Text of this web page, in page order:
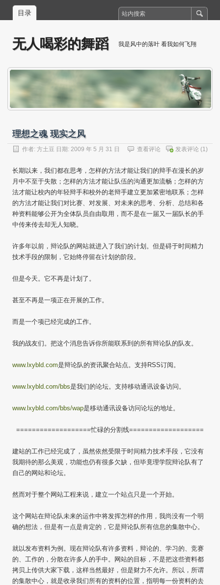
目录
无人喝彩的舞蹈 我是风中的落叶 看我如何飞翔
理想之魂 现实之风
作者: 方土豆 日期: 2009 年 5 月 31 日 发表评论 (1)
查看评论
长期以来，我们都在思考，怎样的方法才能让我们的辩手在漫长的岁
月中不至于失散；怎样的方法才能让队伍的沟通更加流畅；怎样的方
法才能让校内的年轻辩手和校外的老辩手建立更加紧密地联系；怎样
的方法才能让我们对比赛、对发展、对未来的思考、分析、总结和各
种资料能够公开为全体队员自由取用，而不是在一届又一届队长的手
中传来传去却无人知晓。
许多年以前，辩论队的网站就进入了我们的计划。但是碍于时间精力
技术手段的限制，它始终停留在计划的阶段。
但是今天。它不再是计划了。
甚至不再是一项正在开展的工作。
而是一个项已经完成的工作。
我的战友们。把这个消息告诉你所能联系到的所有辩论队的队友。
www.lxybld.com是辩论队的资讯聚合站点。支持RSS订阅。
www.lxybld.com/bbs是我们的论坛。支持移动通讯设备访问。
www.lxybld.com/bbs/wap是移动通讯设备访问论坛的地址。
===================忙碌的分割线===================
建站的工作已经完成了，虽然依然受限于时间精力技术手段，它没有
我期待的那么美观，功能也仍有很多欠缺，但毕竟理学院辩论队有了
自己的网站和论坛。
然而对于整个网站工程来说，建立一个站点只是一个开始。
这个网站在辩论队未来的运作中将发挥怎样的作用，我尚没有一个明
确的想法，但是有一点是肯定的，它是辩论队所有信息的集散中心。
就以发布资料为例。现在辩论队有许多资料，辩论的、学习的、竞赛
的、工作的，分散在许多人的手中。网站的目标，不是把这些资料都
拷贝上传供大家下载，这样当然最好，但是财力不允许。所以，所谓
的集散中心，就是收录我们所有的资料的位置，指明每一份资料的去